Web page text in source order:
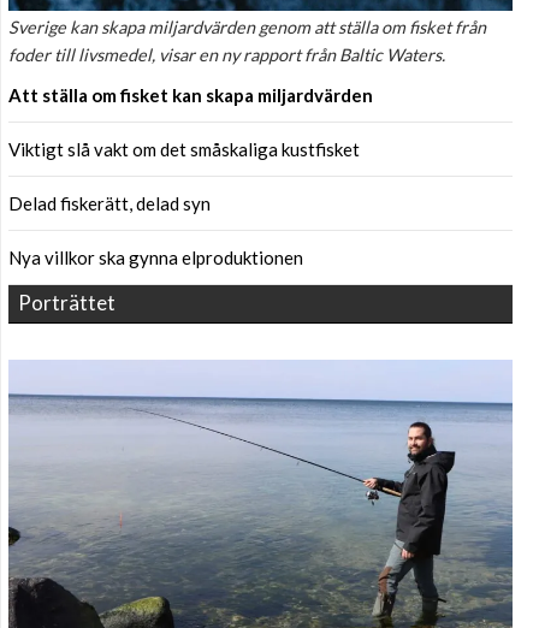
Sverige kan skapa miljardvärden genom att ställa om fisket från
foder till livsmedel, visar en ny rapport från Baltic Waters.
Att ställa om fisket kan skapa miljardvärden
Viktigt slå vakt om det småskaliga kustfisket
Delad fiskerätt, delad syn
Nya villkor ska gynna elproduktionen
Porträttet